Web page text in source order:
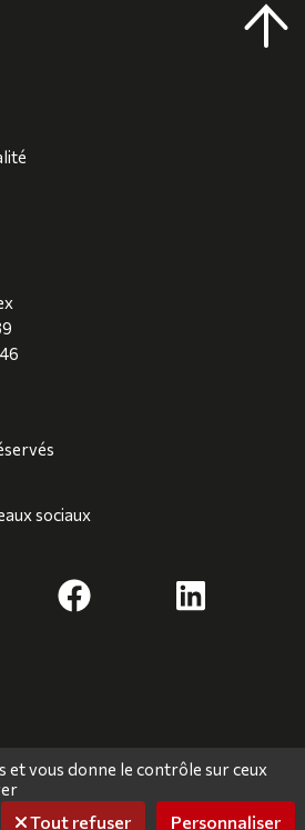
et vous donne le contrôle sur ceux
Tout refuser Personnaliser
sociaux